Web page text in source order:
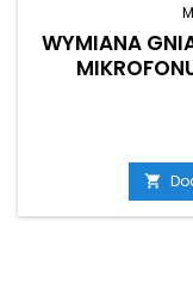
WYMIANA
